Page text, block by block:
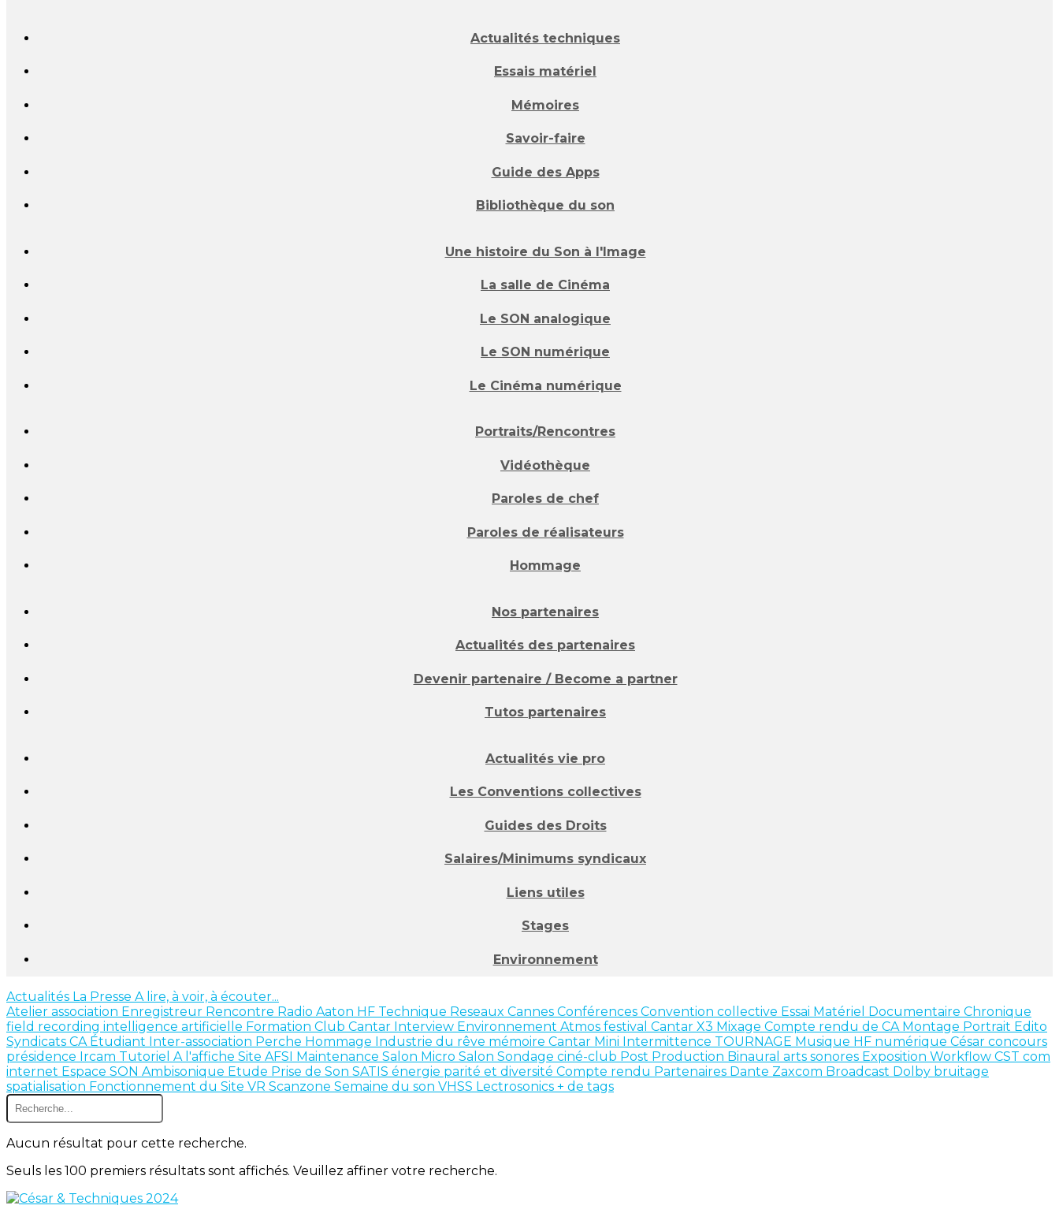
Actualités techniques
Essais matériel
Mémoires
Savoir-faire
Guide des Apps
Bibliothèque du son
Une histoire du Son à l'Image
La salle de Cinéma
Le SON analogique
Le SON numérique
Le Cinéma numérique
Portraits/Rencontres
Vidéothèque
Paroles de chef
Paroles de réalisateurs
Hommage
Nos partenaires
Actualités des partenaires
Devenir partenaire / Become a partner
Tutos partenaires
Actualités vie pro
Les Conventions collectives
Guides des Droits
Salaires/Minimums syndicaux
Liens utiles
Stages
Environnement
Actualités La Presse A lire, à voir, à écouter...
Atelier association Enregistreur Rencontre Radio Aaton HF Technique Reseaux Cannes Conférences Convention collective Essai Matériel Documentaire Chronique
field recording intelligence artificielle Formation Club Cantar Interview Environnement Atmos festival Cantar X3 Mixage Compte rendu de CA Montage Portrait Edito
Syndicats CA Étudiant Inter-association Perche Hommage Industrie du rêve mémoire Cantar Mini Intermittence TOURNAGE Musique HF numérique César concours
présidence Ircam Tutoriel A l'affiche Site AFSI Maintenance Salon Micro Salon Sondage ciné-club Post Production Binaural arts sonores Exposition Workflow CST com
internet Espace SON Ambisonique Etude Prise de Son SATIS énergie parité et diversité Compte rendu Partenaires Dante Zaxcom Broadcast Dolby bruitage
spatialisation Fonctionnement du Site VR Scanzone Semaine du son VHSS Lectrosonics + de tags
Aucun résultat pour cette recherche.
Seuls les 100 premiers résultats sont affichés. Veuillez affiner votre recherche.